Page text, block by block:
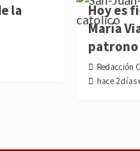
la
Hoy es
María
patrono
Redacción
hace 2 días